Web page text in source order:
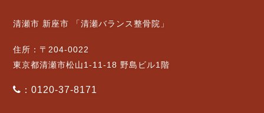
清瀬市 新座市 「清瀬バランス整骨院」
住所：〒204-0022
東京都清瀬市松山1-11-18 野島ビル1階
：0120-37-8171